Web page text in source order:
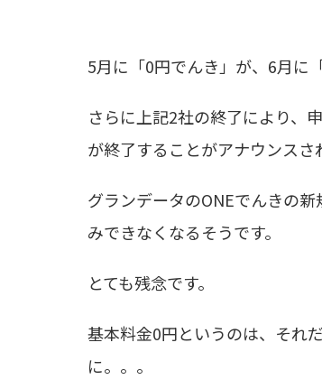
5月に「0円でんき」が、6月に
さらに上記2社の終了により、
が終了することがアナウンスさ
グランデータのONEでんきの
みできなくなるそうです。
とても残念です。
基本料金0円というのは、それ
に。。。